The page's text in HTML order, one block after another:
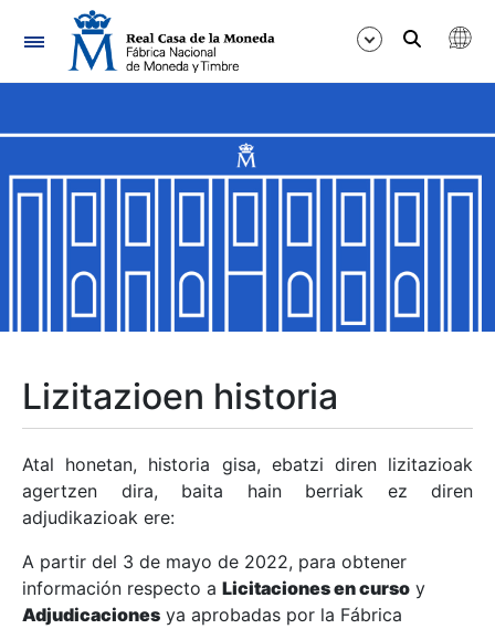
Nabigazioa
Erakutsi/Ezkutatu
Erakutsi/Ezkutatu
Erakutsi/Ezkutatu
Erakutsi/Ezkutatu
Erakutsi/Ezkutatu
Erakutsi/Ezkutatu
Lizitazioen historia
Atal honetan, historia gisa, ebatzi diren lizitazioak
agertzen dira, baita hain berriak ez diren
adjudikazioak ere:
A partir del 3 de mayo de 2022, para obtener
información respecto a Licitaciones en curso y
Adjudicaciones ya aprobadas por la Fábrica